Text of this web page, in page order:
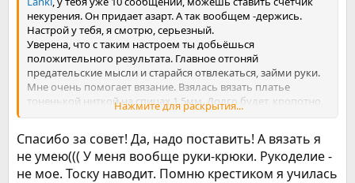
некурения. Он придает азарт. А так вообщем -держись.
Настрой у тебя, я смотрю, серьезный.
Уверена, что с таким настроем ты добьёшься
положительного результата. Главное отгоняй
предательские мысли и старайся отвлекаться, займи руки.
Мне очень помогает вязание. Взялась вязать платье
тоненькой ниткой на спицах 1.5мм. Долго будет, кропотно,
но думаю красиво и о курении думать будет некогда.
Нажмите для раскрытия...
Спасибо за совет! Да, надо поставить! А вязать я
не умею((( У меня вообще руки-крюки. Рукоделие -
не мое. Тоску наводит. Помню крестиком я училась